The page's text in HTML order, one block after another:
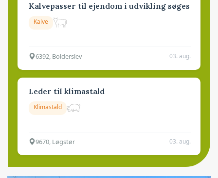
Kalvepasser til ejendom i udvikling søges
Kalve
6392, Bolderslev 03. aug.
Leder til klimastald
Klimastald
9670, Løgstør 03. aug.